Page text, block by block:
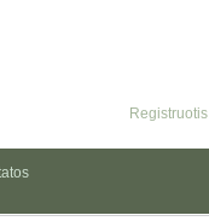
Registruotis